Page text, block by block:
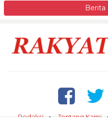
Berita
Redaksi Tentang Kami